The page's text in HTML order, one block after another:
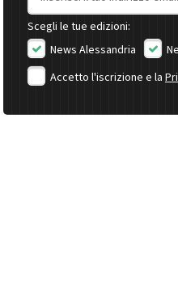
Scegli le tue edizioni:
News Alessandria
Accetto l'iscrizione e la